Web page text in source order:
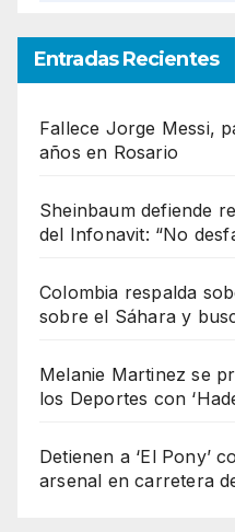
Entradas Recientes
Fallece Jorge Messi,
años en Rosario
Sheinbaum defiende
del Infonavit: “No
Colombia respalda
sobre el Sáhara y
Melanie Martinez se
los Deportes con
Detienen a ‘El Pony’
arsenal en carretera